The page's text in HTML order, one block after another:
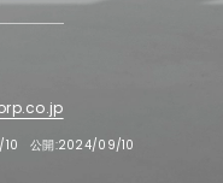
公開:2024/09/10